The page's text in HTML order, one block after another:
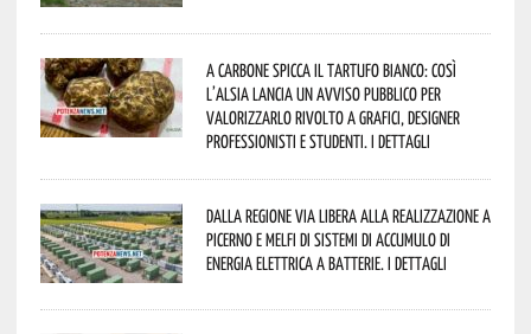
A Carbone spicca il tartufo bianco: così
l’Alsia lancia un avviso pubblico per
valorizzarlo rivolto a grafici, designer
professionisti e studenti. I dettagli
Dalla Regione via libera alla realizzazione a
Picerno e Melfi di sistemi di accumulo di
energia elettrica a batterie. I dettagli